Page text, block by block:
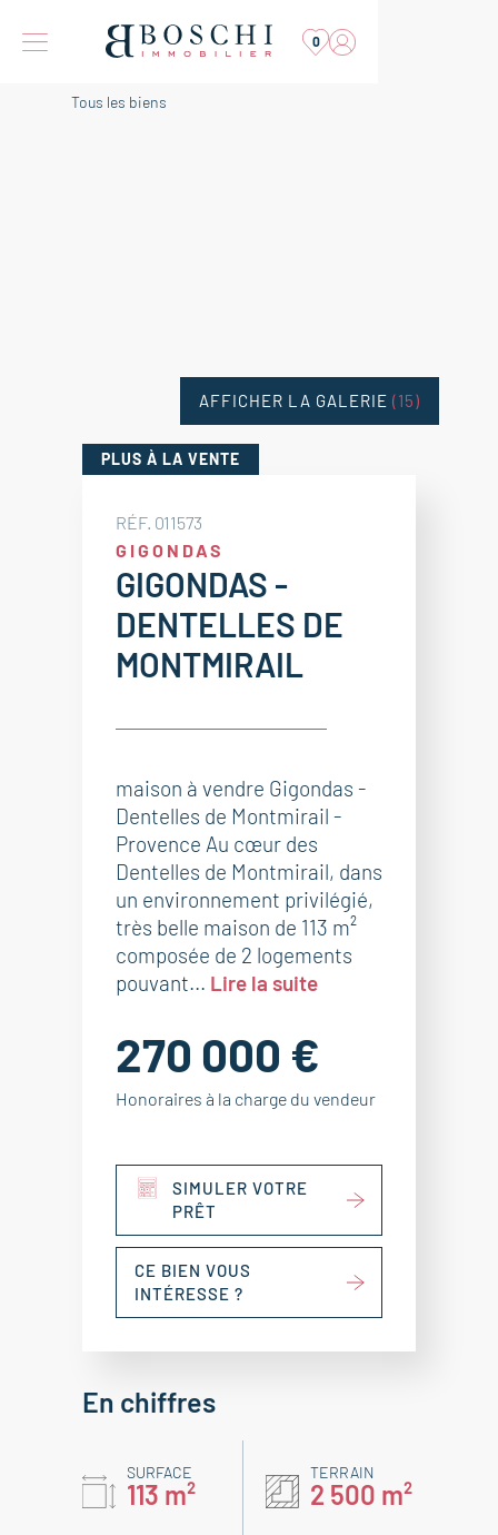
0
Tous les biens
PLUS À LA VENTE
RÉF. 011573
GIGONDAS
GIGONDAS -
DENTELLES DE
MONTMIRAIL
maison à vendre Gigondas -
Dentelles de Montmirail -
Provence Au cœur des
Dentelles de Montmirail, dans
un environnement privilégié,
très belle maison de 113 m²
composée de 2 logements
pouvant... Lire la suite
270 000 €
Honoraires à la charge du vendeur
SIMULER VOTRE
PRÊT
CE BIEN VOUS
INTÉRESSE ?
AFFICHER LA GALERIE (15)
En chiffres
SURFACE
113 m²
TERRAIN
2 500 m²